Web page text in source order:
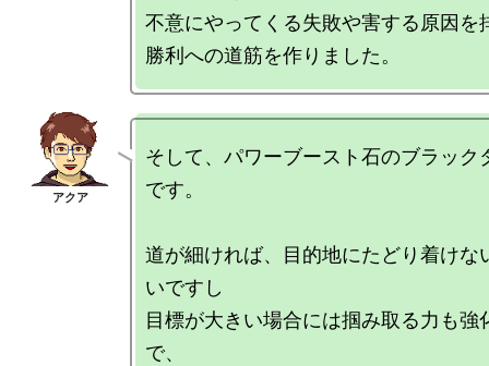
不意にやってくる失敗や害する原因を
そして、パワーブースト石のブラック
です。
道が細ければ、目的地にたどり着けな
いですし
目標が大きい場合には掴み取る力も強
で、